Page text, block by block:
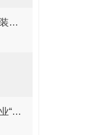
椭圆齿轮流量计的运行原理和安装使用介绍
横河气体流量计：精准计量的工业“气流导师”